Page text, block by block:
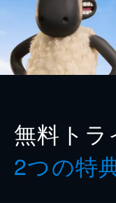
無料ト
2つの特